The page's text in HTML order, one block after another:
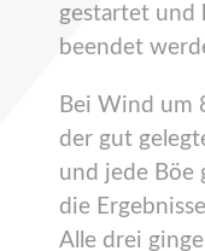
gestartet und
beendet
Bei Wind um
der gut
und jede Böe
die
Alle drei